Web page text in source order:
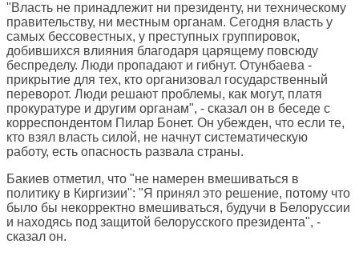
"Власть не принадлежит ни президенту, ни техническому
правительству, ни местным органам. Сегодня власть у
самых бессовестных, у преступных группировок,
добившихся влияния благодаря царящему повсюду
беспределу. Люди пропадают и гибнут. Отунбаева -
прикрытие для тех, кто организовал государственный
переворот. Люди решают проблемы, как могут, платя
прокуратуре и другим органам", - сказал он в беседе с
корреспондентом Пилар Бонет. Он убежден, что если те,
кто взял власть силой, не начнут систематическую
работу, есть опасность развала страны.
Бакиев отметил, что "не намерен вмешиваться в
политику в Киргизии": "Я принял это решение, потому что
было бы некорректно вмешиваться, будучи в Белоруссии
и находясь под защитой белорусского президента", -
сказал он.